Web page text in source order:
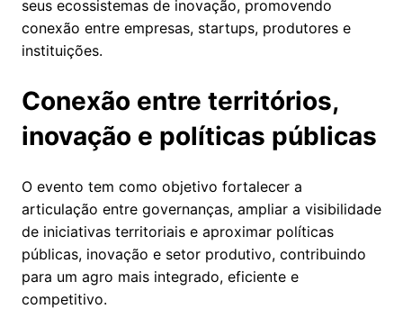
seus ecossistemas de inovação, promovendo
conexão entre empresas, startups, produtores e
instituições.
Conexão entre territórios,
inovação e políticas públicas
O evento tem como objetivo fortalecer a
articulação entre governanças, ampliar a visibilidade
de iniciativas territoriais e aproximar políticas
públicas, inovação e setor produtivo, contribuindo
para um agro mais integrado, eficiente e
competitivo.